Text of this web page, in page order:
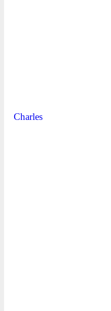
Charles